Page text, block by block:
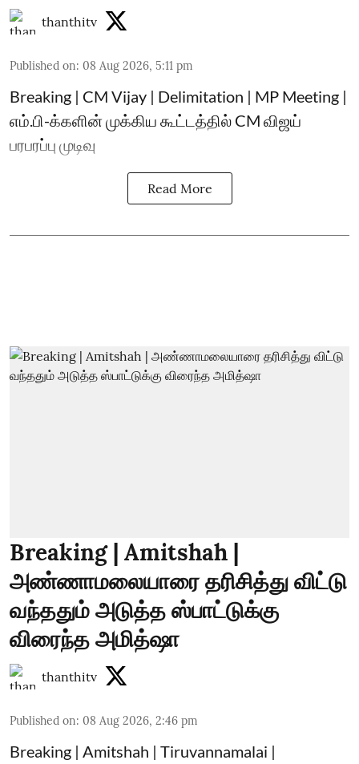
thanthitv
Published on: 08 Aug 2026, 5:11 pm
Breaking | CM Vijay | Delimitation | MP Meeting |
எம்.பி-க்களின் முக்கிய கூட்டத்தில் CM விஜய்
பரபரப்பு முடிவு
Read More
Breaking | Amitshah |
அண்ணாமலையாரை தரிசித்து விட்டு
வந்ததும் அடுத்த ஸ்பாட்டுக்கு
விரைந்த அமித்ஷா
thanthitv
Published on: 08 Aug 2026, 2:46 pm
Breaking | Amitshah | Tiruvannamalai |